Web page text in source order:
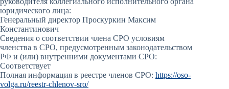
юридического лица:
Генеральный директор Проскуркин Максим
Константинович
Сведения о соответствии члена СРО условиям
членства в СРО, предусмотренным законодательством
РФ и (или) внутренними документами СРО:
Соответствует
Полная информация в реестре членов СРО: https://oso-
volga.ru/reestr-chlenov-sro/